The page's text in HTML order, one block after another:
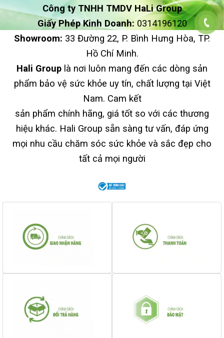
Công ty TNHH TMDV HaLi Group
Giấy Phép Kinh Doanh: 0314196120
Showroom: 33 Đường 22, P. Bình Hưng Hòa, TP.
Hồ Chí Minh.
Hali Group là nơi luôn mang đến các dòng sản
phẩm bảo vệ sức khỏe uy tín, chất lượng tại Việt
Nam. Cam kết
sản phẩm chính hãng, giá tốt so với các thương
hiệu khác. Hali Group sẵn sàng tư vấn, đáp ứng
mọi nhu cầu chăm sóc sức khỏe và sắc đẹp cho
tất cả mọi người